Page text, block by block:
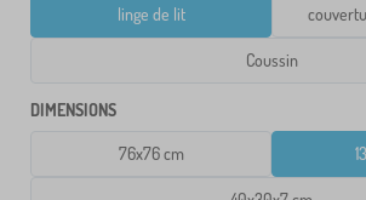
linge de lit
Coussin
DIMENSIONS
76x76 cm